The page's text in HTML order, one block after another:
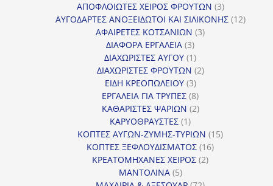
προϊόντα
ΑΠΟΦΛΟΙΩΤΕΣ ΧΕΙΡΟΣ ΦΡΟΥΤΩΝ 33
προϊόντα
ΑΥΓΟΔΑΡΤΕΣ ΑΝΟΞΕΙΔΩΤΟΙ ΚΑΙ ΣΙΛΙΚΟΝΗΣ 1212
ΑΦΑΙΡΕΤΕΣ ΚΟΤΣΑΝΙΩΝ 33
ΔΙΑΦΟΡΑ ΕΡΓΑΛΕΙΑ 33
προϊόντα
ΔΙΑΧΩΡΙΣΤΕΣ ΑΥΓΟΥ 11
προϊόν
ΔΙΑΧΩΡΙΣΤΕΣ ΦΡΟΥΤΩΝ 22
ΕΙΔΗ ΚΡΕΟΠΩΛΕΙΟΥ 33
προϊόντα
ΕΡΓΑΛΕΙΑ ΓΙΑ ΤΡΥΠΕΣ 88
προϊόντα
ΚΑΘΑΡΙΣΤΕΣ ΨΑΡΙΩΝ 22
ΚΑΡΥΟΘΡΑΥΣΤΕΣ 11
προϊόν
ΚΟΠΤΕΣ ΑΥΓΩΝ-ΖΥΜΗΣ-ΤΥΡΙΩΝ 1515
ΚΟΠΤΕΣ ΞΕΦΛΟΥΔΙΣΜΑΤΟΣ 1616
ΚΡΕΑΤΟΜΗΧΑΝΕΣ ΧΕΙΡΟΣ 22
ΜΑΝΤΟΛΙΝΑ 55